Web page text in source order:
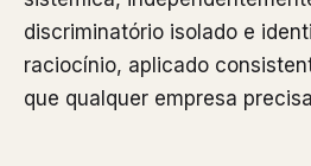
discriminatório isolado e
raciocínio, aplicado
que qualquer empresa